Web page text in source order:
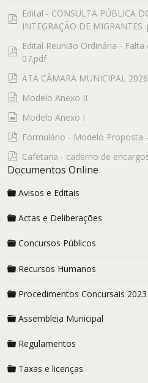
pdf
Edital - CONSULTA PÚBLICA
INTEGRAÇÃO DE MIGRANTES
pdf
Edital Reunião Ordinária -
07.pdf
pdf
ATA CÂMARA MUNICIPAL
documento
Modelo Anexo II
documento
Modelo Anexo I
pdf
Formulário - Modelo Proposta
pdf
Cafetaria - caderno de
Documentos Online
Avisos e Editais
Actas e Deliberações
Concursos Públicos
Recursos Humanos
Procedimentos Concursais 2023
Assembleia Municipal
Regulamentos
Taxas e licenças